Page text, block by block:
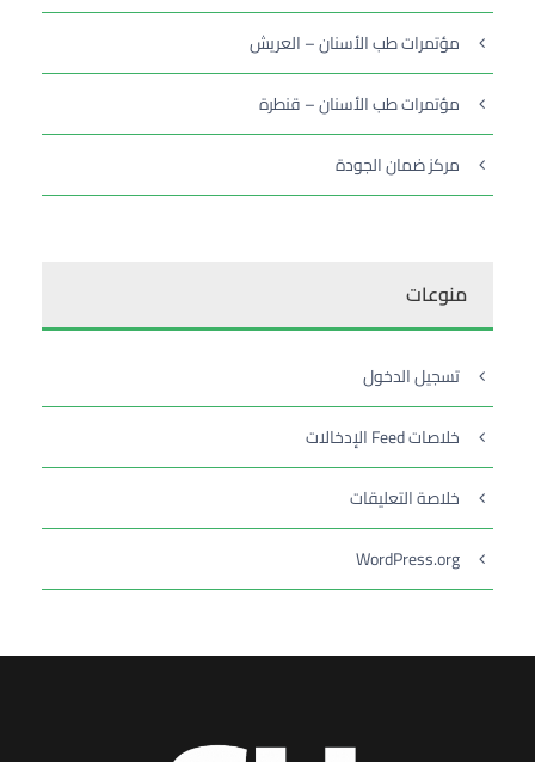
مؤتمرات طب الأسنان – العريش
مؤتمرات طب الأسنان – قنطرة
مركز ضمان الجودة
منوعات
تسجيل الدخول
خلاصات Feed الإدخالات
خلاصة التعليقات
WordPress.org